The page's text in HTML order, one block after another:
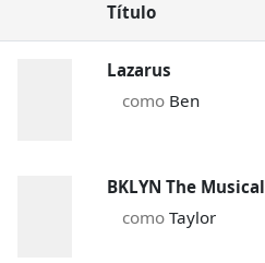
Título
Lazarus
como Ben
BKLYN The Musical
como Taylor